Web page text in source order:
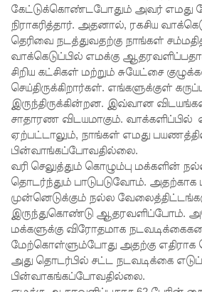
சிறுவர்களி
ன்
கற்பனைக்
கு
சிறகூட்டு
ம்
“இளஞ்சி
றகுகள்” –
சிமாரா
அலியின்
சிறுவர்
கதை நூல்
கேட்டுக்கொண்டபோதும் அவர் எமது
நிராகரித்தார். அதனால், ரகசிய
தெரிவை நடத்துவதற்கு நாங்கள்
வாக்கெடுப்பில் எமக்கு
சிறிய கட்சிகள் மற்றும் சுயேட்சை
செய்திருக்கிறார்கள். எங்களுக்குள்
இருந்திருக்கின்றன. இவ்வான
சாதாரண விடயமாகும். வாக்களிப்பில்
ஏற்பட்டாலும், நாங்கள் எமது
பின்வாங்கப்போவதில்லை.
வரி செலுத்தும் கொழும்பு மக்களின்
தொடர்ந்தும் பாடுபடுவோம். அதற்காக
முன்னெடுக்கும் நல்ல
இருந்துகொண்டு ஆதரவளிப்போம்.
மக்களுக்கு விராேதமாக
மேற்கொள்ளும்போது அதற்கு எதிராக
அது தொடர்பில் சட்ட நடவடிக்கை
பின்வாகங்கப்போவதில்லை.